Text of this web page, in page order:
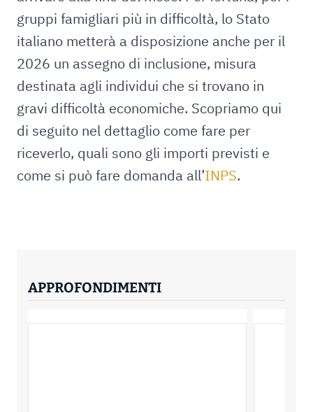
gruppi famigliari più in difficoltà, lo Stato
italiano metterà a disposizione anche per il
2026 un assegno di inclusione, misura
destinata agli individui che si trovano in
gravi difficoltà economiche. Scopriamo qui
di seguito nel dettaglio come fare per
riceverlo, quali sono gli importi previsti e
come si può fare domanda all’INPS.
APPROFONDIMENTI